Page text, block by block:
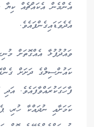
އެންމެން އެކައްޗެއް ކިޔާ
އެދެވަޑައިގެންފައެވެ.
ވައުދުފުޅާ އެއްގޮތަށް
ކައުންސިލްގެ ދަށަށް
ފާހަގަކުރައްވާފައެވެ.
ކަމަށާއި ނުދައްކާ ހުރި،